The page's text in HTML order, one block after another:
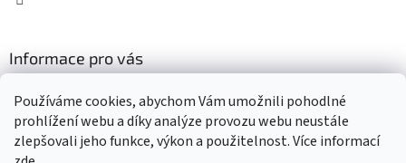
Používáme cookies, abychom Vám umožnili pohodlné
prohlížení webu a díky analýze provozu webu neustále
zlepšovali jeho funkce, výkon a použitelnost. Více informací
Informace pro vás
GDPR
Moje objednávka